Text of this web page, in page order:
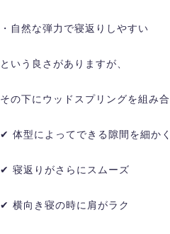
・自然な弾力で寝返りしやすい
という良さがありますが、
その下にウッドスプリングを組み合
✔ 体型によってできる隙間を細か
✔ 寝返りがさらにスムーズ
✔ 横向き寝の時に肩がラク